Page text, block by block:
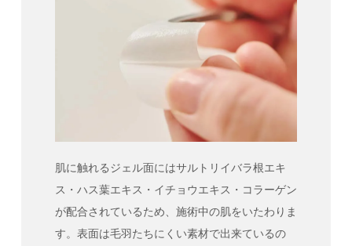
肌に触れるジェル面にはサルトリイバラ根エキ
ス・ハス葉エキス・イチョウエキス・コラーゲン
が配合されているため、施術中の肌をいたわりま
す。表面は毛羽たちにくい素材で出来ているの